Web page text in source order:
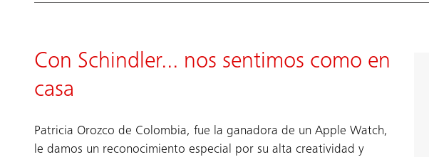
Con Schindler... nos sentimos como en
casa
Patricia Orozco de Colombia, fue la ganadora de un Apple Watch,
le damos un reconocimiento especial por su alta creatividad y